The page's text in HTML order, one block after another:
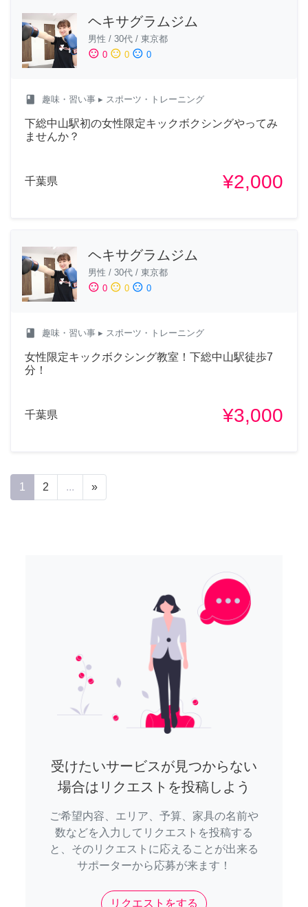
ヘキサグラムジム
男性 / 30代 / 東京都
sentiment_satisfied 0 sentiment_neutral 0 sentiment_dissatisfied 0
class 趣味・習い事 ▸ スポーツ・トレーニング
下総中山駅初の女性限定キックボクシングやってみ
ませんか？
千葉県 ¥2,000
ヘキサグラムジム
男性 / 30代 / 東京都
sentiment_satisfied 0 sentiment_neutral 0 sentiment_dissatisfied 0
class 趣味・習い事 ▸ スポーツ・トレーニング
女性限定キックボクシング教室！下総中山駅徒歩7
分！
千葉県 ¥3,000
1 2 ... »
受けたいサービスが見つからない
場合はリクエストを投稿しよう
ご希望内容、エリア、予算、家具の名前や
数などを入力してリクエストを投稿する
と、そのリクエストに応えることが出来る
サポーターから応募が来ます！
リクエストをする